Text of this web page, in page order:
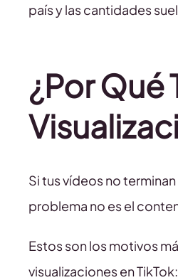
país y las cantidades
¿Por Qué
Si tus vídeos no
problema no es el
Estos son los motivos
visualizaciones en TikTok: